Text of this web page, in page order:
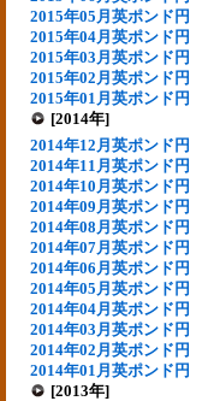
2015年05月英ポンド円
2015年04月英ポンド円
2015年03月英ポンド円
2015年02月英ポンド円
2015年01月英ポンド円
[2014年]
2014年12月英ポンド円
2014年11月英ポンド円
2014年10月英ポンド円
2014年09月英ポンド円
2014年08月英ポンド円
2014年07月英ポンド円
2014年06月英ポンド円
2014年05月英ポンド円
2014年04月英ポンド円
2014年03月英ポンド円
2014年02月英ポンド円
2014年01月英ポンド円
[2013年]